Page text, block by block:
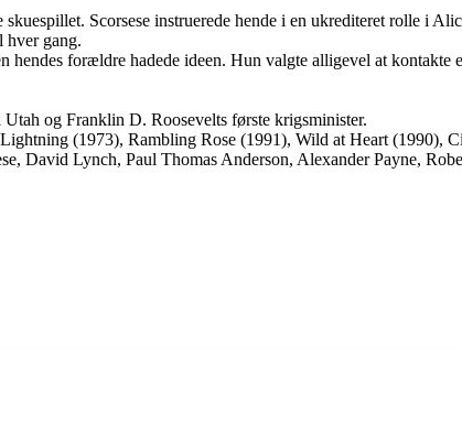
Scorsese instruerede hende i en ukrediteret rolle i
hver gang.
forældre hadede ideen. Hun valgte alligevel at kontakte
og Franklin D. Roosevelts første krigsminister.
(1973), Rambling Rose (1991), Wild at Heart (1990),
David Lynch, Paul Thomas Anderson, Alexander Payne,